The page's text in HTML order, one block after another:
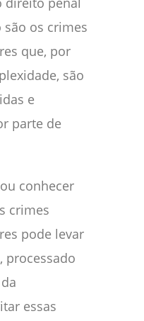
os crimes
que, por
são
e
parte de
conhecer
crimes
pode levar
processado
essas